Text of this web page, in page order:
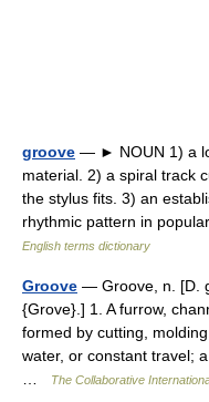
groove — ► NOUN 1) a
material. 2) a spiral track
the stylus fits. 3) an
rhythmic pattern in
English terms dictionary
Groove — Groove, n. [D.
{Grove}.] 1. A furrow,
formed by cutting,
water, or constant travel;
The Collaborative